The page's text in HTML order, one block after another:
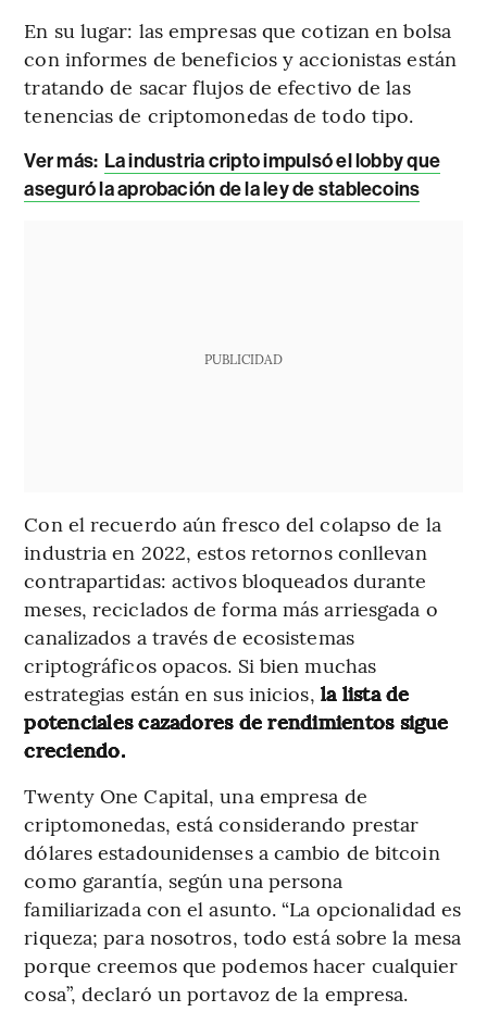
En su lugar: las empresas que cotizan en bolsa
con informes de beneficios y accionistas están
tratando de sacar flujos de efectivo de las
tenencias de criptomonedas de todo tipo.
Ver más: La industria cripto impulsó el lobby que
aseguró la aprobación de la ley de stablecoins
PUBLICIDAD
Con el recuerdo aún fresco del colapso de la
industria en 2022, estos retornos conllevan
contrapartidas: activos bloqueados durante
meses, reciclados de forma más arriesgada o
canalizados a través de ecosistemas
criptográficos opacos. Si bien muchas
estrategias están en sus inicios, la lista de
potenciales cazadores de rendimientos sigue
creciendo.
Twenty One Capital, una empresa de
criptomonedas, está considerando prestar
dólares estadounidenses a cambio de bitcoin
como garantía, según una persona
familiarizada con el asunto. “La opcionalidad es
riqueza; para nosotros, todo está sobre la mesa
porque creemos que podemos hacer cualquier
cosa”, declaró un portavoz de la empresa.